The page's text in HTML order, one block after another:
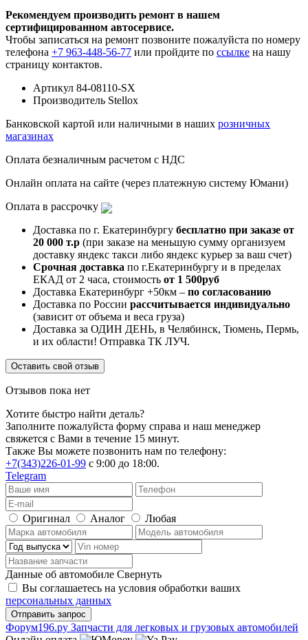
Рекомендуем производить ремонт в нашем
сертифицированном автосервисе.
Чтобы записаться на ремонт позвоните пожалуйста по номеру
телефона +7 963-448-56-77 или пройдите по ссылке на нашу
страницу контактов.
Артикул 84-08110-SX
Производитель Stellox
Банковской картой или наличными в наших розничных
магазинах
Оплата безналичным расчетом с НДС
Онлайн оплата на сайте (через платежную систему Юмани)
Оплата в рассрочку
Доставка по г. Екатеринбургу бесплатно при заказе от
20 000 т.р (при заказе на меньшую сумму организуем
доставку яндекс такси либо яндекс курьер за ваш счет)
Срочная доставка по г.Екатеринбургу и в пределах
ЕКАД от 2 часа, стоимость от 1 500руб
Доставка Екатеринбург +50км – по согласованию
Доставка по России рассчитывается индивидуально
(зависит от объема и веса груза)
Доставка за ОДИН ДЕНЬ, в Челябинск, Тюмень, Пермь,
и их области! Отправка ТК ЛУЧ.
Оставить свой отзыв
Отзывов пока нет
Хотите быстро найти деталь?
Заполните пожалуйста форму справа и наш менеджер
свяжется с Вами в течение 15 минут.
Также Вы можете позвонить нам по телефону:
+7(343)226-01-99 с 9:00 до 18:00.
Telegram
Оригинал Аналог Любая
Данные об автомобиле Свернуть
Вы соглашаетесь на условия обработки ваших
персональных данных
Фoрум196.ру Запчасти для легковых и грузовых автомобилей